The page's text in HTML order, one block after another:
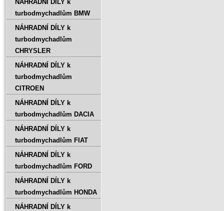
NÁHRADNÍ DÍLY k
turbodmychadlům BMW
NÁHRADNÍ DÍLY k
turbodmychadlům
CHRYSLER
NÁHRADNÍ DÍLY k
turbodmychadlům
CITROEN
NÁHRADNÍ DÍLY k
turbodmychadlům DACIA
NÁHRADNÍ DÍLY k
turbodmychadlům FIAT
NÁHRADNÍ DÍLY k
turbodmychadlům FORD
NÁHRADNÍ DÍLY k
turbodmychadlům HONDA
NÁHRADNÍ DÍLY k